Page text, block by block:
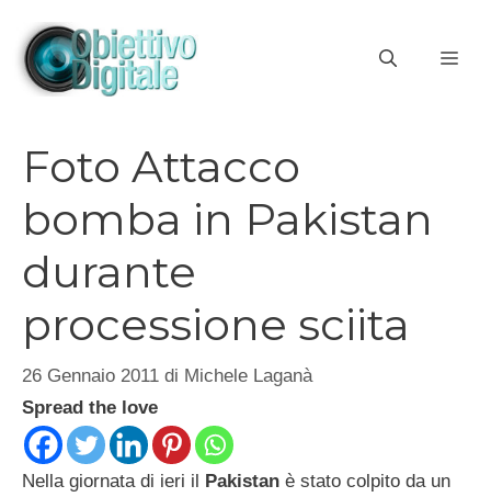
contenuto
Foto Attacco
bomba in Pakistan
durante
processione sciita
26 Gennaio 2011 di Michele Laganà
Spread the love
Nella giornata di ieri il Pakistan è stato colpito da un